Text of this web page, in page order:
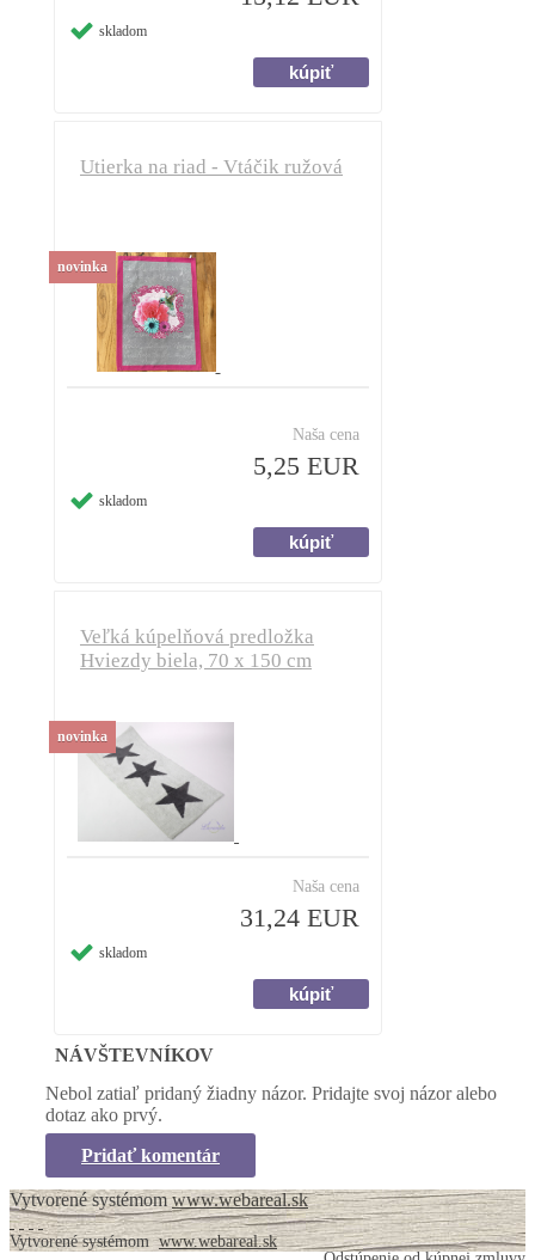
skladom
Utierka na riad - Vtáčik ružová
Naša cena
5,25 EUR
skladom
novinka
Veľká kúpelňová predložka
Hviezdy biela, 70 x 150 cm
Naša cena
31,24 EUR
skladom
novinka
NÁVŠTEVNÍKOV
Nebol zatiaľ pridaný žiadny názor. Pridajte svoj názor alebo
dotaz ako prvý.
Pridať komentár
Vytvorené systémomwww.webareal.sk
Vytvorené systémom www.webareal.sk